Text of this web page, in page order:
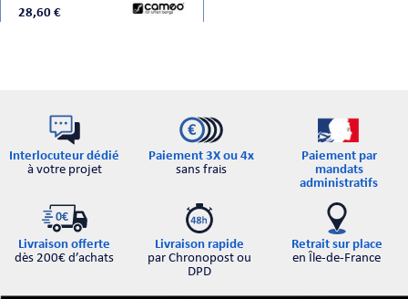
28,60 €
Interlocuteur dédié
à votre projet
Paiement 3X ou 4x
sans frais
Paiement par
mandats
administratifs
Livraison offerte
dès 200€ d’achats
Livraison rapide
par Chronopost ou
DPD
Retrait sur place
en Île-de-France